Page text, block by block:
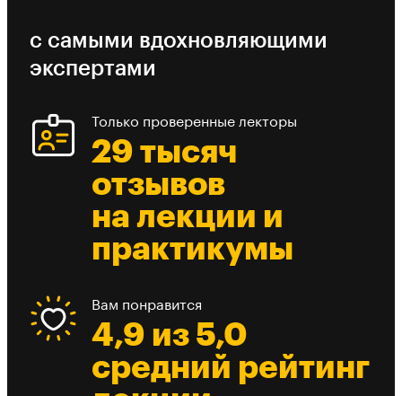
с самыми вдохновляющими
экспертами
Только проверенные лекторы
29 тысяч
отзывов
на лекции и
практикумы
Вам понравится
4,9 из 5,0
средний рейтинг